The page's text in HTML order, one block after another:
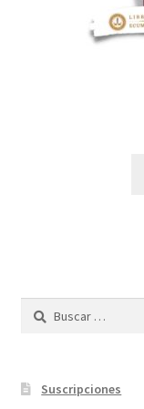
Buscar:
Suscripciones